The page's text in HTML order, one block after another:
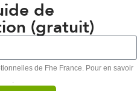
de
(gratuit)
de Fhe France. Pour en savoir